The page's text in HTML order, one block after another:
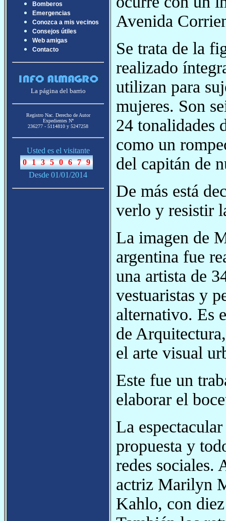
Bomberos
Emergencias
Conozca a mis vecinos
Consejos útiles
Web amigas
Contacto
La página del barrio
Registro Nac. Derecho de Autor
Expedientes Nª
236277 - 5114810 y 5247258
Usted es el visitante
Desde 01/01/2014
Avenida
Se trata de la
realizado
utilizan para
mujeres. Son
24 tonalidades
como un
del capitán de
De más está
verlo y resistir
La imagen de
argentina fue
una artista de
vestuaristas y
alternativo. Es
de
el arte visual
Este fue un
elaborar el
La
propuesta y
redes sociales.
actriz Marilyn
Kahlo, con